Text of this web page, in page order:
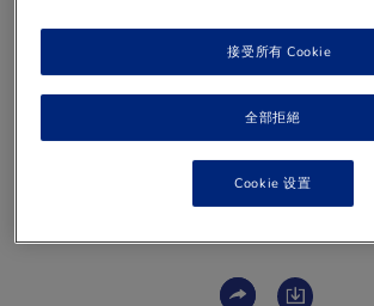
雀巢®能恩全護®
配方
到網上商店購買
全部拒絕
接受所有 Cookie
Cookie 设置